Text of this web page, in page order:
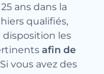
ans dans la
qualifiés,
les
afin de
Si vous avez des